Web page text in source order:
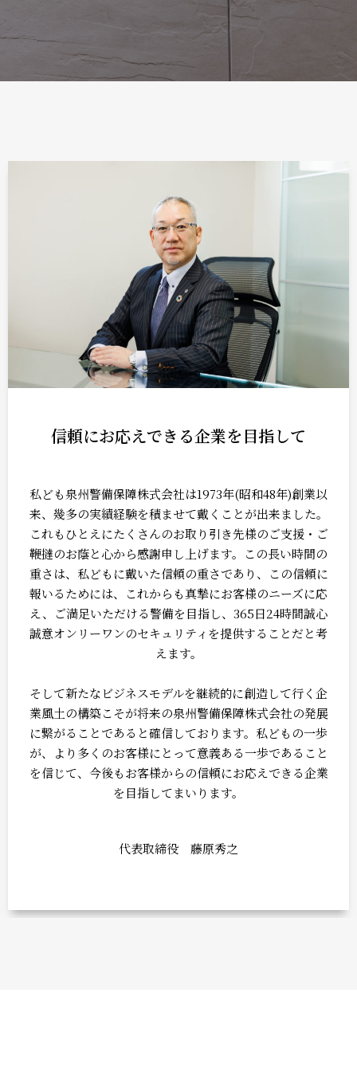
信頼にお応えできる企業を目指して
私ども泉州警備保障株式会社は1973年(昭和48年)創業以
来、幾多の実績経験を積ませて戴くことが出来ました。
これもひとえにたくさんのお取り引き先様のご支援・ご
鞭撻のお蔭と心から感謝申し上げます。この長い時間の
重さは、私どもに戴いた信頼の重さであり、この信頼に
報いるためには、これからも真摯にお客様のニーズに応
え、ご満足いただける警備を目指し、365日24時間誠心
誠意オンリーワンのセキュリティを提供することだと考
えます。
そして新たなビジネスモデルを継続的に創造して行く企
業風土の構築こそが将来の泉州警備保障株式会社の発展
に繋がることであると確信しております。私どもの一歩
が、より多くのお客様にとって意義ある一歩であること
を信じて、今後もお客様からの信頼にお応えできる企業
を目指してまいります。
代表取締役 藤原秀之